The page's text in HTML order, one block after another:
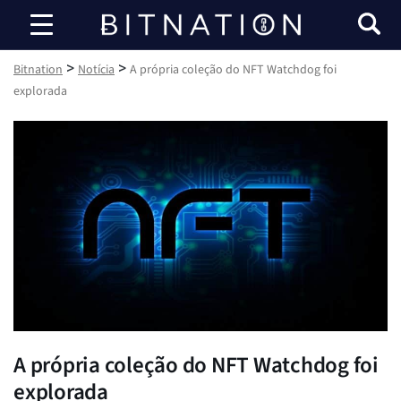
Bitnation
Bitnation > Notícia > A própria coleção do NFT Watchdog foi
explorada
A própria coleção do NFT Watchdog foi
explorada